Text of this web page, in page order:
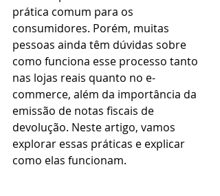
prática comum para os
consumidores. Porém, muitas
pessoas ainda têm dúvidas sobre
como funciona esse processo tanto
nas lojas reais quanto no e-
commerce, além da importância da
emissão de notas fiscais de
devolução. Neste artigo, vamos
explorar essas práticas e explicar
como elas funcionam.